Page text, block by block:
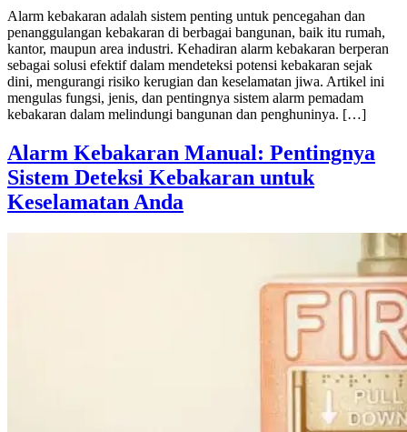
Alarm kebakaran adalah sistem penting untuk pencegahan dan
penanggulangan kebakaran di berbagai bangunan, baik itu rumah,
kantor, maupun area industri. Kehadiran alarm kebakaran berperan
sebagai solusi efektif dalam mendeteksi potensi kebakaran sejak
dini, mengurangi risiko kerugian dan keselamatan jiwa. Artikel ini
mengulas fungsi, jenis, dan pentingnya sistem alarm pemadam
kebakaran dalam melindungi bangunan dan penghuninya. […]
Alarm Kebakaran Manual: Pentingnya
Sistem Deteksi Kebakaran untuk
Keselamatan Anda